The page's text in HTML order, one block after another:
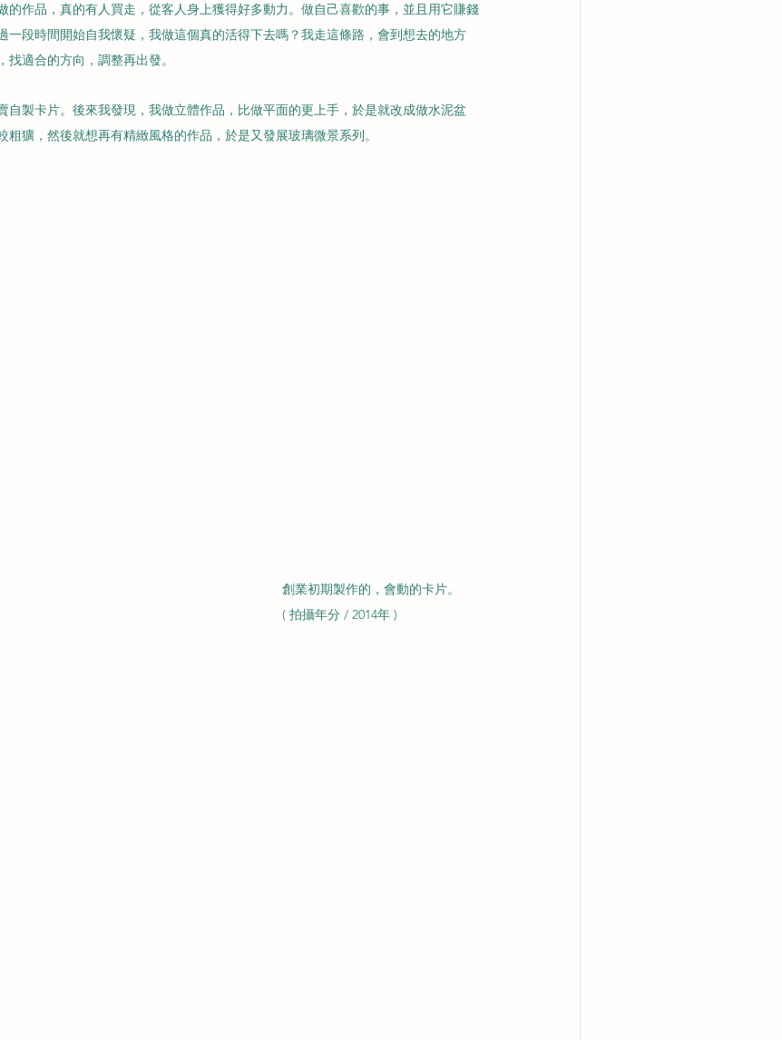
的作品，真的有人買走，從客人身上獲得好多動力。做自己喜歡的事，並且用它賺錢
一段時間開始自我懷疑，我做這個真的活得下去嗎？我走這條路，會到想去的地方
適合的方向，調整再出發。
自製卡片。後來我發現，我做立體作品，比做平面的更上手，於是就改成做水泥盆
粗獷，然後就想再有精緻風格的作品，於是又發展玻璃微景系列。
創業初期製作的，會動的卡片。
( 拍攝年分 / 2014年 )